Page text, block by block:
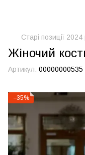
Старі позиції 2024
Жіночий
Артикул: 00000000535
−35%